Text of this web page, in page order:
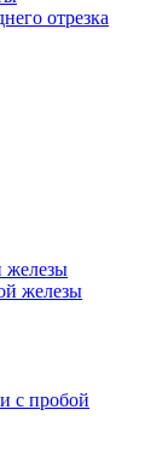
отрезка
железы
железы
с пробой